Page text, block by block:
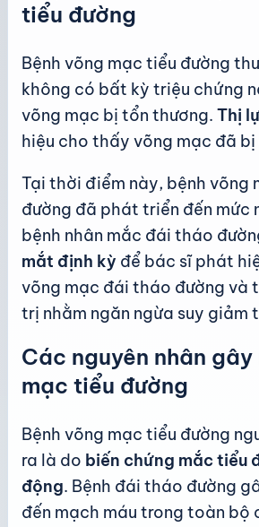
tiểu đường
Bệnh võng mạc tiểu đường
không có bất kỳ triệu chứng
võng mạc bị tổn thương. Thị
hiệu cho thấy võng mạc đã bị
Tại thời điểm này, bệnh võng
đường đã phát triển đến mức
bệnh nhân mắc đái tháo
mắt định kỳ để bác sĩ phát
võng mạc đái tháo đường và
trị nhằm ngăn ngừa suy giảm
Các nguyên nhân
mạc tiểu đường
Bệnh võng mạc tiểu đường
ra là do biến chứng mắc tiểu
động. Bệnh đái tháo đường
đến mạch máu trong toàn bộ